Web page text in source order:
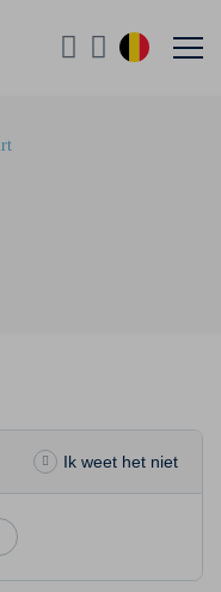
Ik weet het niet